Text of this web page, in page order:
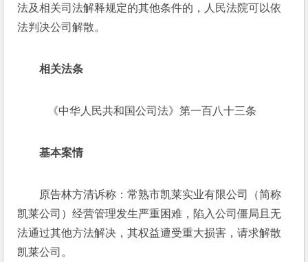
法及相关司法解释规定的其他条件的，人民法院可以依
法判决公司解散。
相关法条
《中华人民共和国公司法》第一百八十三条
基本案情
原告林方清诉称：常熟市凯莱实业有限公司（简称
凯莱公司）经营管理发生严重困难，陷入公司僵局且无
法通过其他方法解决，其权益遭受重大损害，请求解散
凯莱公司。